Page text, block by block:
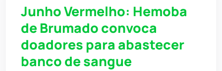
Junho Vermelho: Hemoba
de Brumado convoca
doadores para abastecer
banco de sangue